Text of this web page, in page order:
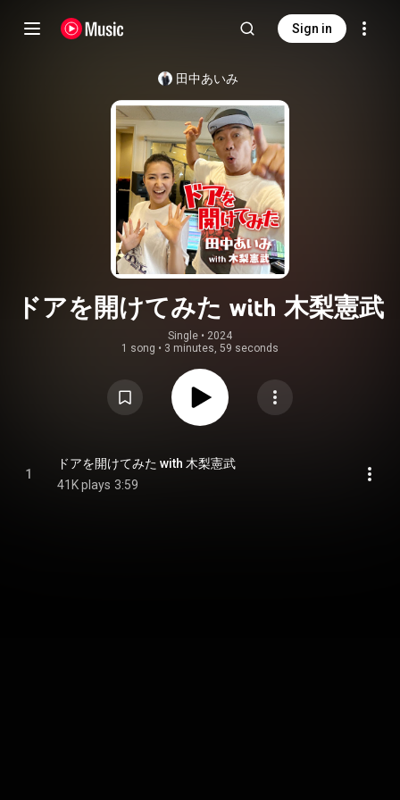
Sign in
田中あいみ
ドアを開けてみた with 木梨憲武
Single • 2024
1 song • 3 minutes, 59 seconds
1
ドアを開けてみた with 木梨憲武
41K plays 3:59